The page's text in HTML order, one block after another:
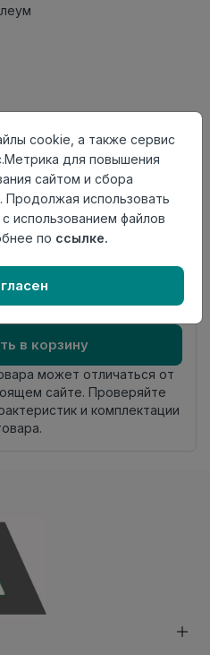
в корзину
может отличаться от
сайте. Проверяйте
и комплектации
cookie, а также сервис
для повышения
сайтом и сбора
Продолжая использовать
использованием файлов
по ссылке.